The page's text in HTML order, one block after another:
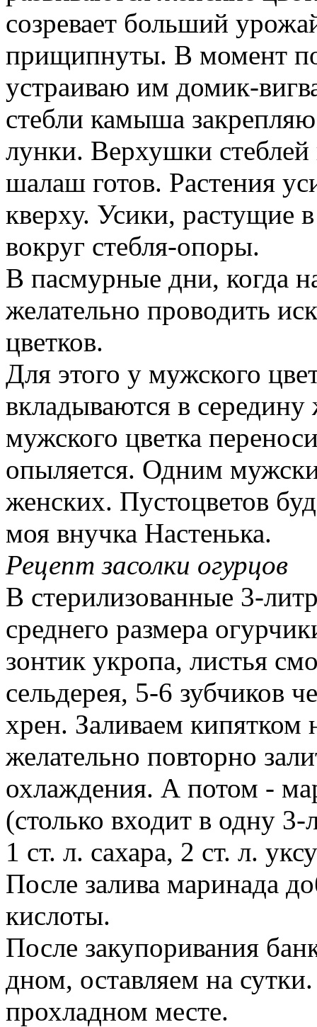
созревает больший
прищипнуты. В момент
устраиваю им домик-
стебли камыша
лунки. Верхушки
шалаш готов. Растения
кверху. Усики, растущие
вокруг стебля-опоры.
В пасмурные дни, когда
желательно проводить
цветков.
Для этого у мужского
вкладываются в
мужского цветка
опыляется. Одним
женских. Пустоцветов
моя внучка Настенька.
Рецепт засолки огурцов
В стерилизованные 3-
среднего размера
зонтик укропа, листья
сельдерея, 5-6 зубчиков
хрен. Заливаем
желательно повторно
охлаждения. А потом -
(столько входит в одну
1 ст. л. сахара, 2 ст. л.
После залива маринада
кислоты.
После закупоривания
дном, оставляем на
прохладном месте.